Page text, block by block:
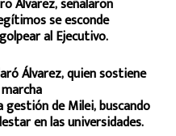
Álvarez, señalaron
se esconde
al Ejecutivo.
Álvarez, quien sostiene
de Milei, buscando
en las universidades.